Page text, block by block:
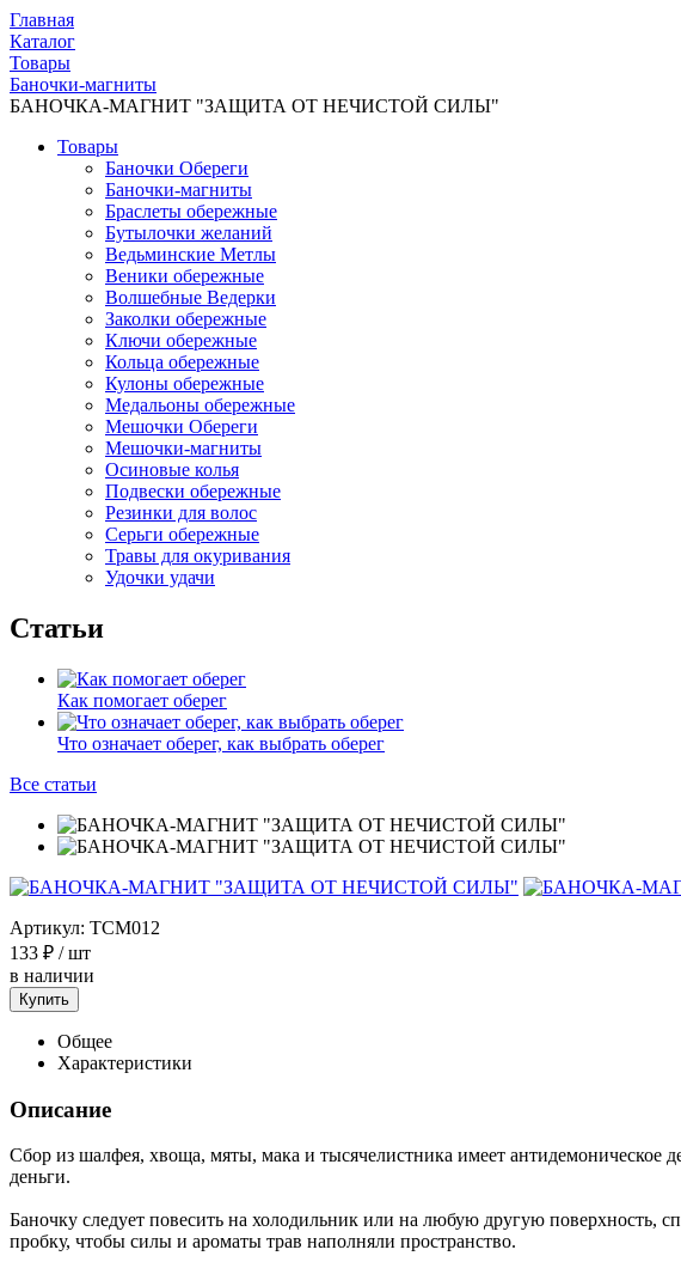
Главная
Каталог
Товары
Баночки-магниты
БАНОЧКА-МАГНИТ "ЗАЩИТА ОТ НЕЧИСТОЙ СИЛЫ"
Товары
Баночки Обереги
Баночки-магниты
Браслеты обережные
Бутылочки желаний
Ведьминские Метлы
Веники обережные
Волшебные Ведерки
Заколки обережные
Ключи обережные
Кольца обережные
Кулоны обережные
Медальоны обережные
Мешочки Обереги
Мешочки-магниты
Осиновые колья
Подвески обережные
Резинки для волос
Серьги обережные
Травы для окуривания
Удочки удачи
Статьи
Как помогает оберег
Что означает оберег, как выбрать оберег
Все статьи
Артикул: TCM012
133 ₽ / шт
в наличии
Купить
Общее
Характеристики
Описание
Сбор из шалфея, хвоща, мяты, мака и тысячелистника имеет антидемоническое
деньги.
Баночку следует повесить на холодильник или на любую другую поверхность,
пробку, чтобы силы и ароматы трав наполняли пространство.